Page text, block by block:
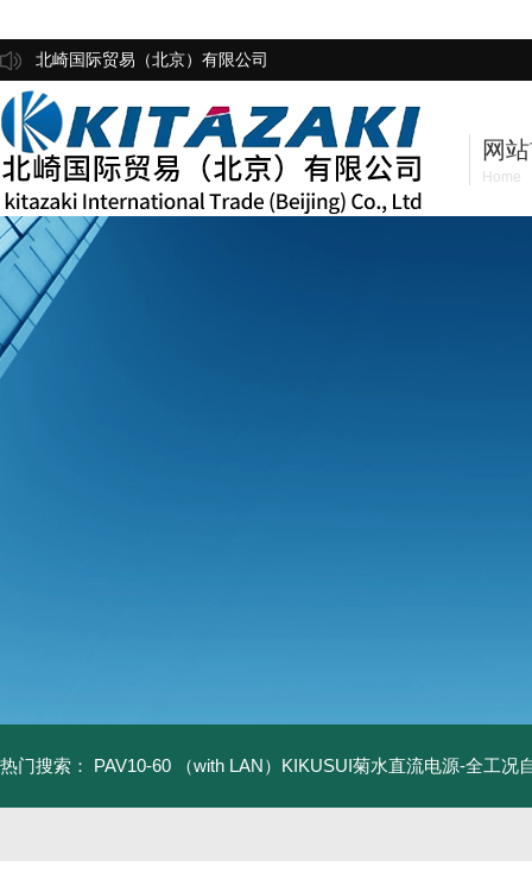
北崎国际贸易（北京）有限公司
网
Home
热门搜索： PAV10-60 （with LAN）KIKUSUI菊水直流电源-全工况